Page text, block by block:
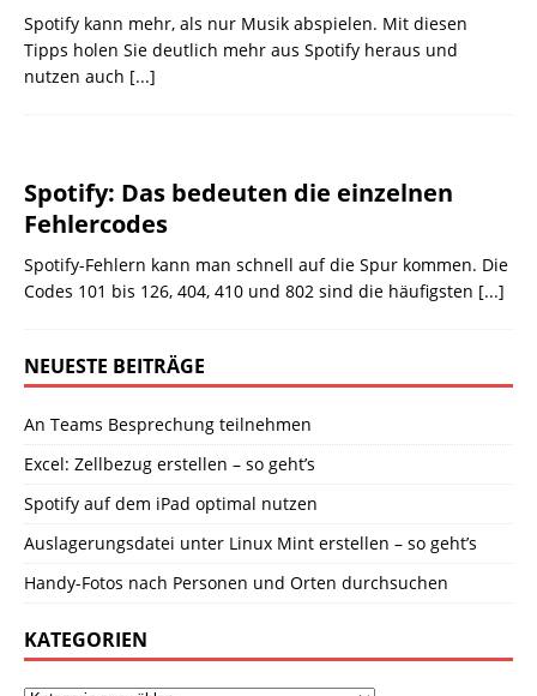
Spotify kann mehr, als nur Musik abspielen. Mit diesen
Tipps holen Sie deutlich mehr aus Spotify heraus und
nutzen auch [...]
Spotify: Das bedeuten die einzelnen
Fehlercodes
Spotify-Fehlern kann man schnell auf die Spur kommen. Die
Codes 101 bis 126, 404, 410 und 802 sind die häufigsten [...]
NEUESTE BEITRÄGE
An Teams Besprechung teilnehmen
Excel: Zellbezug erstellen – so geht’s
Spotify auf dem iPad optimal nutzen
Auslagerungsdatei unter Linux Mint erstellen – so geht’s
Handy-Fotos nach Personen und Orten durchsuchen
KATEGORIEN